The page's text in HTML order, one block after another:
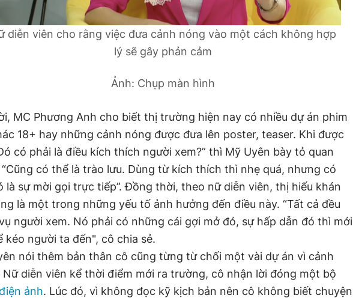
diễn viên cho rằng việc đưa cảnh nóng vào một cách không hợp
lý sẽ gây phản cảm
Ảnh: Chụp màn hình
MC Phương Anh cho biết thị trường hiện nay có nhiều dự án phim
18+ hay những cảnh nóng được đưa lên poster, teaser. Khi được
có phải là điều kích thích người xem?” thì Mỹ Uyên bày tỏ quan
có thể là trào lưu. Dùng từ kích thích thì nhẹ quá, nhưng có
là sự mời gọi trực tiếp”. Đồng thời, theo nữ diễn viên, thị hiếu khán
là một trong những yếu tố ảnh hưởng đến điều này. “Tất cả đều
người xem. Nó phải có những cái gợi mở đó, sự hấp dẫn đó thì mới
kéo người ta đến", cô chia sẻ.
nói thêm bản thân cô cũng từng từ chối một vài dự án vì cảnh
Nữ diễn viên kể thời điểm mới ra trường, cô nhận lời đóng một bộ
ảnh. Lúc đó, vì không đọc kỹ kịch bản nên cô không biết chuyện